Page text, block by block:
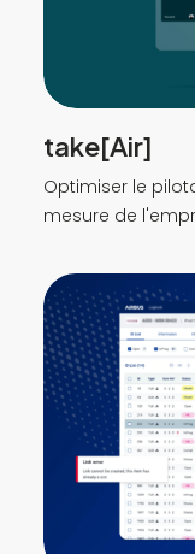
take[Air]
Optimiser le
mesure de